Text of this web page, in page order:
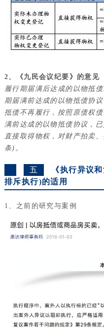
2、 《九民会议纪要》 的意见
履行期届满后达成的以物抵
期届满前达成的以物抵债协
抵债不再履行，按照原债权
满前达成的以物抵债协议，
直接取得物权，对财产拍卖
条)。
五 《执行异议和
排斥执行)的适用
1、之前的研究与案例